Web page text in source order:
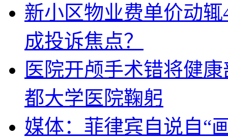
新小区物业费单价动
成投诉焦点？
医院开颅手术错将健
都大学医院鞠躬
媒体：菲律宾自说自“